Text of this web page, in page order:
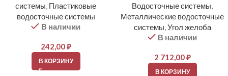
системы, Пластиковые
водосточные системы
В наличии
242,00₽
В КОРЗИНУ
Водосточные системы,
Металлические водосточные
системы,Угол желоба
В наличии
2 712,00₽
В КОРЗИНУ